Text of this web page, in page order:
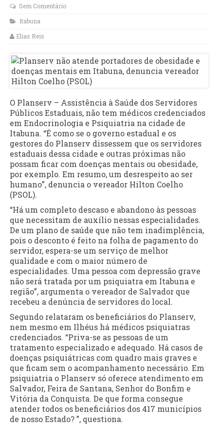
Sem Comentário
Itabuna
Elias Reis
O Planserv – Assistência à Saúde dos Servidores
Públicos Estaduais, não tem médicos credenciados
em Endocrinologia e Psiquiatria na cidade de
Itabuna. “É como se o governo estadual e os
gestores do Planserv dissessem que os servidores
estaduais dessa cidade e outras próximas não
possam ficar com doenças mentais ou obesidade,
por exemplo. Em resumo, um desrespeito ao ser
humano”, denuncia o vereador Hilton Coelho
(PSOL).
“Há um completo descaso e abandono às pessoas
que necessitam de auxílio nessas especialidades.
De um plano de saúde que não tem inadimplência,
pois o desconto é feito na folha de pagamento do
servidor, espera-se um serviço de melhor
qualidade e com o maior número de
especialidades. Uma pessoa com depressão grave
não será tratada por um psiquiatra em Itabuna e
região”, argumenta o vereador de Salvador que
recebeu a denúncia de servidores do local.
Segundo relataram os beneficiários do Planserv,
nem mesmo em Ilhéus há médicos psiquiatras
credenciados. “Priva-se as pessoas de um
tratamento especializado e adequado. Há casos de
doenças psiquiátricas com quadro mais graves e
que ficam sem o acompanhamento necessário. Em
psiquiatria o Planserv só oferece atendimento em
Salvador, Feira de Santana, Senhor do Bonfim e
Vitória da Conquista. De que forma consegue
atender todos os beneficiários dos 417 municípios
de nosso Estado? ”, questiona.